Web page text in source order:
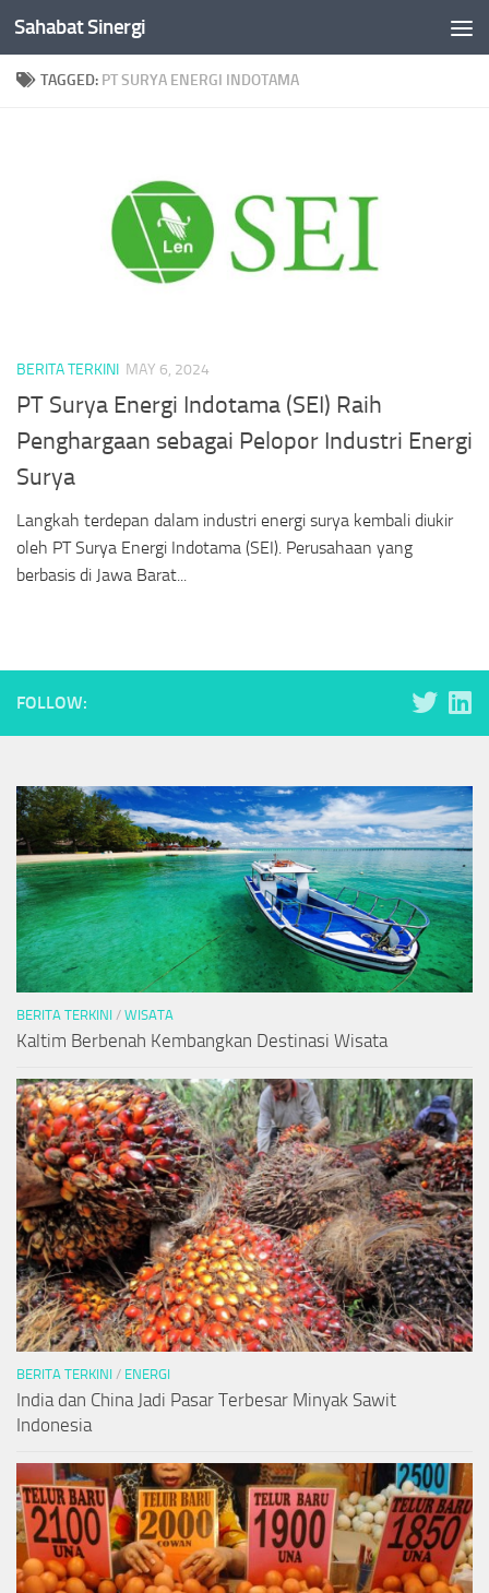
Skip to content
Sahabat Sinergi
TAGGED: PT SURYA ENERGI INDOTAMA
BERITA TERKINI MAY 6, 2024
PT Surya Energi Indotama (SEI) Raih
Penghargaan sebagai Pelopor Industri Energi
Surya
Langkah terdepan dalam industri energi surya kembali diukir
oleh PT Surya Energi Indotama (SEI). Perusahaan yang
berbasis di Jawa Barat...
FOLLOW:
BERITA TERKINI / WISATA
Kaltim Berbenah Kembangkan Destinasi Wisata
BERITA TERKINI / ENERGI
India dan China Jadi Pasar Terbesar Minyak Sawit
Indonesia